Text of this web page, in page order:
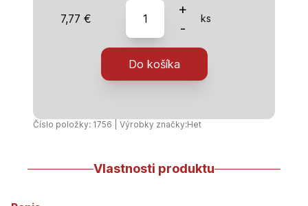
7,77 €
množstvo
Hetcolor
0410
-
svetlomodrá
kg
+
-
ks
Do košíka
Číslo položky: 1756 | Výrobky značky:Het
Vlastnosti produktu